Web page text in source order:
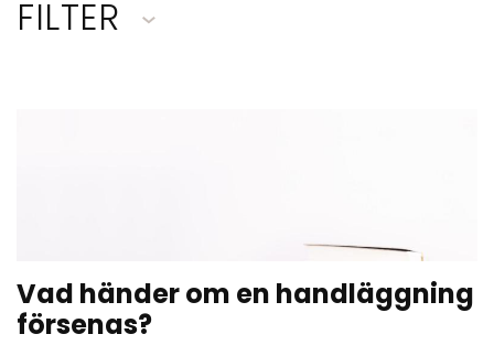
FILTER
Vad händer om en handläggning
försenas?